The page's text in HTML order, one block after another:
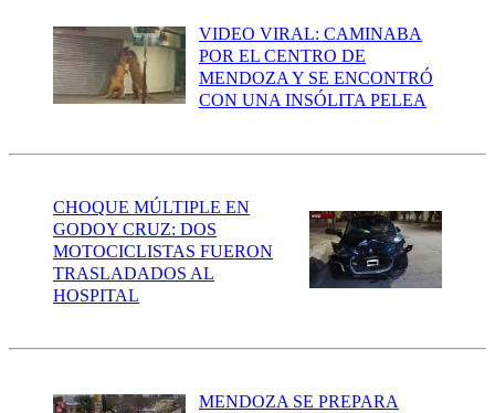
VIDEO VIRAL: CAMINABA
POR EL CENTRO DE
MENDOZA Y SE ENCONTRÓ
CON UNA INSÓLITA PELEA
CHOQUE MÚLTIPLE EN
GODOY CRUZ: DOS
MOTOCICLISTAS FUERON
TRASLADADOS AL
HOSPITAL
MENDOZA SE PREPARA